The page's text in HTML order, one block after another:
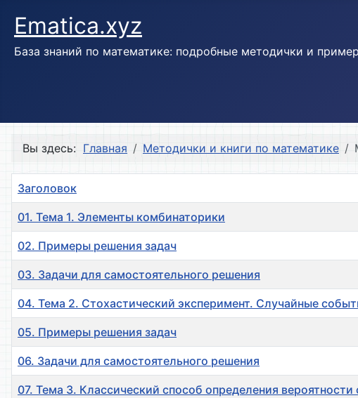
Ematica.xyz
База знаний по математике: подробные методички и
Вы здесь: Главная Методички и книги по математике
Заголовок
01. Тема 1. Элементы комбинаторики
02. Примеры решения задач
03. Задачи для самостоятельного решения
04. Тема 2. Стохастический эксперимент. Случайные
05. Примеры решения задач
06. Задачи для самостоятельного решения
07. Тема 3. Классический способ определения